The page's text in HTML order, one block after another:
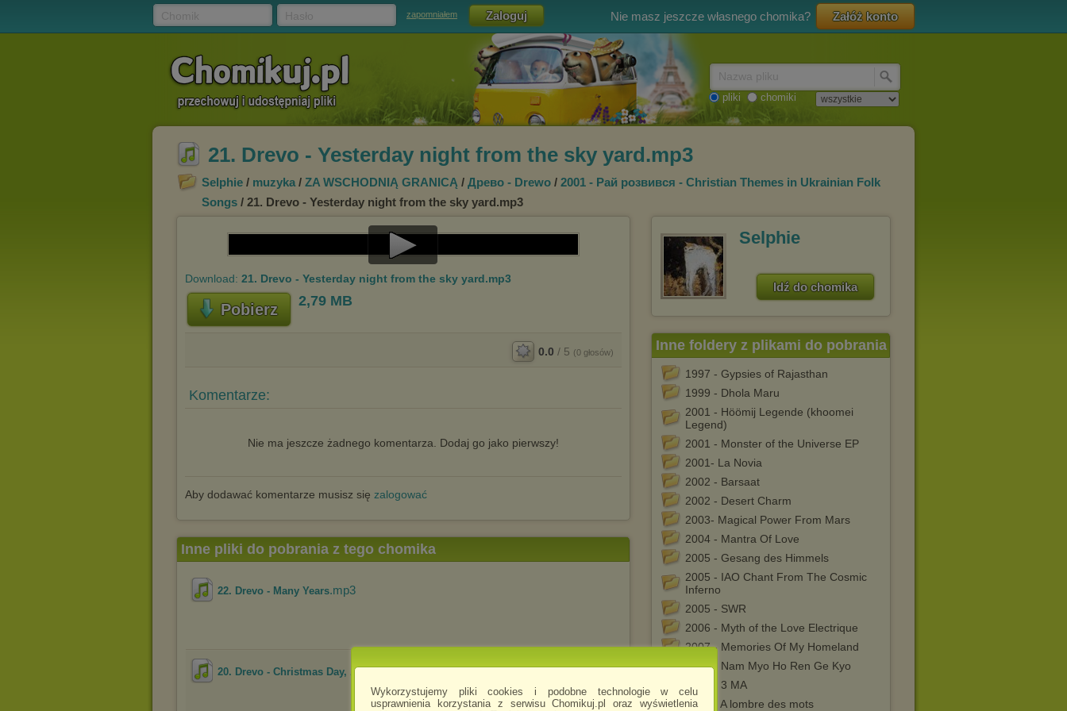
Wykorzystujemy pliki cookies i podobne technologie w celu
usprawnienia korzystania z serwisu Chomikuj.pl oraz wyświetlenia
zapomniałem Nie masz jeszcze własnego chomika? Załóż konto
pliki chomiki
21. Drevo - Yesterday night from the sky yard.mp3
Selphie / muzyka / ZA WSCHODNIĄ GRANICĄ / Древо - Drewo / 2001 - Рай розвився - Christian Themes in Ukrainian Folk
Songs / 21. Drevo - Yesterday night from the sky yard.mp3
Play
Download: 21. Drevo - Yesterday night from the sky yard.mp3
Pobierz 2,79 MB
0.0 / 5 (0 głosów)
Komentarze:
Nie ma jeszcze żadnego komentarza. Dodaj go jako pierwszy!
Aby dodawać komentarze musisz się zalogować
Selphie
Idź do chomika
Inne foldery z plikami do pobrania
1997 - Gypsies of Rajasthan
1999 - Dhola Maru
2001 - Höömij Legende (khoomei
Legend)
2001 - Monster of the Universe EP
2001- La Novia
2002 - Barsaat
2002 - Desert Charm
2003- Magical Power From Mars
2004 - Mantra Of Love
2005 - Gesang des Himmels
2005 - IAO Chant From The Cosmic
Inferno
2005 - SWR
2006 - Myth of the Love Electrique
2007 - Memories Of My Homeland
2007 - Nam Myo Ho Ren Ge Kyo
2008 - 3 MA
2009 - A lombre des mots
Inne pliki do pobrania z tego chomika
22. Drevo - Many Years.mp3
20. Drevo - Christmas Day, Angel has come, Many years .mp3